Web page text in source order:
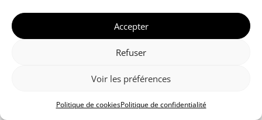
Accepter
Refuser
Voir les préférences
Politique de cookiesPolitique de confidentialité